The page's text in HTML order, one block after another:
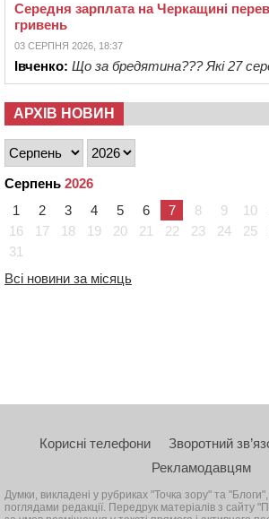
Середня зарплата на Черкащині
гривень
03 СЕРПНЯ 2026, 18:37
Івченко: Що за бредятина??? Які 27
АРХІВ НОВИН
Серпень 2026
1
2 3 4 5 6 7 8 9 10
16
17 18 19 20 21 22 23 24 25
31
Всі новини за місяць
Корисні телефони Зворотний
Рекламодавцям
Думки, викладені у рубриках "Точка зору" та "Блоги",
поглядами редакції. Передрук матеріалів з сайту